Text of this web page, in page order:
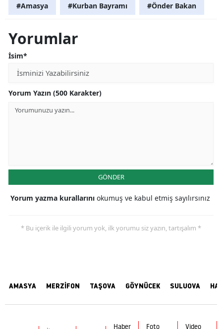
#Amasya #Kurban Bayramı #Önder Bakan
Yorumlar
İsim*
Yorum Yazın (500 Karakter)
GÖNDER
Yorum yazma kurallarını okumuş ve kabul etmiş sayılırsınız
* Bu içerik ile ilgili yorum yok, ilk yorumu siz yazın, tartışalım *
AMASYA MERZİFON TAŞOVA GÖYNÜCEK SULUOVA
Haber Foto Video